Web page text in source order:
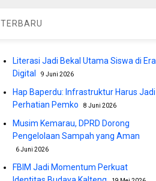
TERBARU
Literasi Jadi Bekal Utama Siswa di Era
Digital
9 Juni 2026
Hap Baperdu: Infrastruktur Harus Jadi
Perhatian Pemko
8 Juni 2026
Musim Kemarau, DPRD Dorong
Pengelolaan Sampah yang Aman
6 Juni 2026
FBIM Jadi Momentum Perkuat